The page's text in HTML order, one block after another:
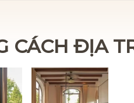
CÁCH ĐỊA